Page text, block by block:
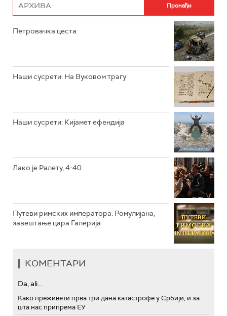
РТС КОЛО
Петровачка цеста
Наши сусрети: На Вуковом трагу
Наши сусрети: Кијамет ефендија
Лако је Ралету, 4-40
Путеви римских императора: Ромулијана,
завештање цара Галерија
КОМЕНТАРИ
Da, ali...
Како преживети прва три дана катастрофе у Србији, и за
шта нас припрема ЕУ